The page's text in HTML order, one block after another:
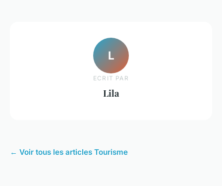
L
ECRIT PAR
Lila
← Voir tous les articles Tourisme